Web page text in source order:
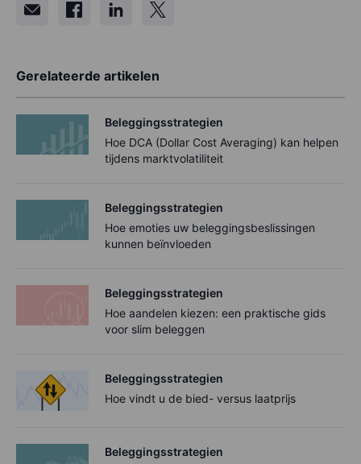
Gerelateerde artikelen
Beleggingsstrategien
Hoe DCA (Dollar Cost Averaging) kan helpen
tijdens marktvolatiliteit
Beleggingsstrategien
Hoe emoties uw beleggingsbeslissingen
kunnen beïnvloeden
Beleggingsstrategien
Hoe aandelen kiezen: een praktische gids
voor slim beleggen
Beleggingsstrategien
Hoe vindt u de bied- versus laatprijs
Beleggingsstrategien